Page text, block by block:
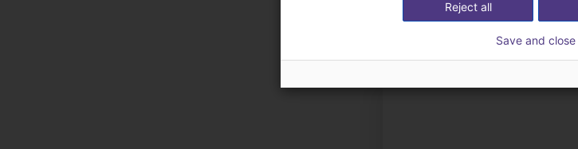
Reject all
Save and close